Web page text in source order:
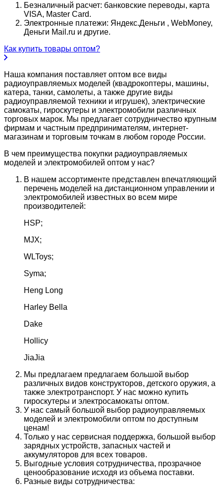
Безналичный расчет: банковские переводы, карта
VISA, Master Card.
Электронные платежи: Яндекс.Деньги , WebMoney,
Деньги Mail.ru и другие.
Как купить товары оптом?
Наша компания поставляет оптом все виды
радиоуправляемых моделей (квадрокоптеры, машины,
катера, танки, самолеты, а также другие виды
радиоуправляемой техники и игрушек), электрические
самокаты, гироскутеры и электромобили различных
торговых марок. Мы предлагает сотрудничество крупным
фирмам и частным предпринимателям, интернет-
магазинам и торговым точкам в любом городе России.
В чем преимущества покупки радиоуправляемых
моделей и электромобилей оптом у нас?
В нашем ассортименте представлен впечатляющий
перечень моделей на дистанционном управлении и
электромобилей известных во всем мире
производителей:
HSP;
MJX;
WLToys;
Syma;
Heng Long
Harley Bella
Dake
Hollicy
JiaJia
Мы предлагаем предлагаем большой выбор
различных видов конструкторов, детского оружия, а
также электротранспорт. У нас можно купить
гироскутеры и электросамокаты оптом.
У нас самый большой выбор радиоуправляемых
моделей и электромобили оптом по доступным
ценам!
Только у нас сервисная поддержка, большой выбор
зарядных устройств, запасных частей и
аккумуляторов для всех товаров.
Выгодные условия сотрудничества, прозрачное
ценообразование исходя из объема поставки.
Разные виды сотрудничества: